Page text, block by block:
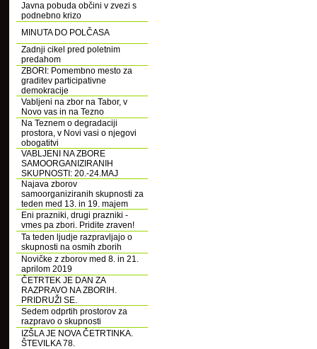
Javna pobuda občini v zvezi s
podnebno krizo
MINUTA DO POLČASA
Zadnji cikel pred poletnim
predahom
ZBORI: Pomembno mesto za
graditev participativne
demokracije
Vabljeni na zbor na Tabor, v
Novo vas in na Tezno
Na Teznem o degradaciji
prostora, v Novi vasi o njegovi
obogatitvi
VABLJENI NA ZBORE
SAMOORGANIZIRANIH
SKUPNOSTI: 20.-24.MAJ
Najava zborov
samoorganiziranih skupnosti za
teden med 13. in 19. majem
Eni prazniki, drugi prazniki -
vmes pa zbori. Pridite zraven!
Ta teden ljudje razpravljajo o
skupnosti na osmih zborih
Novičke z zborov med 8. in 21.
aprilom 2019
ČETRTEK JE DAN ZA
RAZPRAVO NA ZBORIH.
PRIDRUŽI SE.
Sedem odprtih prostorov za
razpravo o skupnosti
IZŠLA JE NOVA ČETRTINKA.
ŠTEVILKA 78.